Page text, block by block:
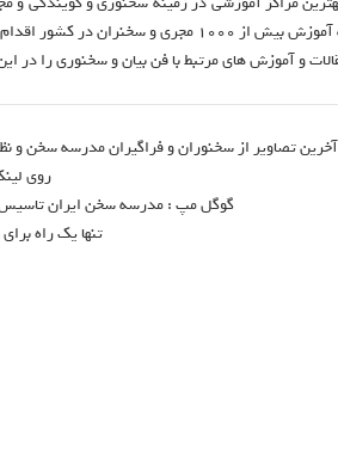
در کشور اقدام نموده است.
و آموزش های مرتبط با فن بیان و سخنوری را در
آخرین تصاویر از سخنوران و فراگیران مدرسه سخن و
روی
گوگل مپ : مدرسه سخن ایران تاسیس
تنها یک راه